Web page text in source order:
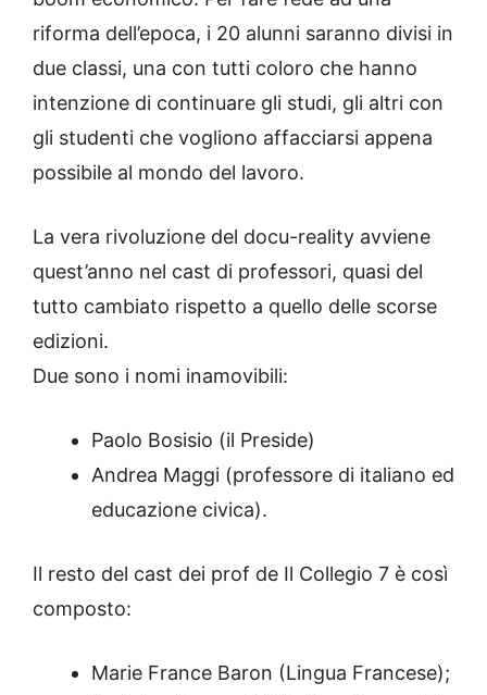
riforma dell’epoca, i 20 alunni saranno divisi in
due classi, una con tutti coloro che hanno
intenzione di continuare gli studi, gli altri con
gli studenti che vogliono affacciarsi appena
possibile al mondo del lavoro.
La vera rivoluzione del docu-reality avviene
quest’anno nel cast di professori, quasi del
tutto cambiato rispetto a quello delle scorse
edizioni.
Due sono i nomi inamovibili:
Paolo Bosisio (il Preside)
Andrea Maggi (professore di italiano ed
educazione civica).
Il resto del cast dei prof de Il Collegio 7 è così
composto:
Marie France Baron (Lingua Francese);